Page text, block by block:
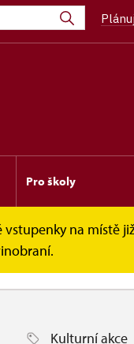
Pro školy
na místě
Kulturní akce